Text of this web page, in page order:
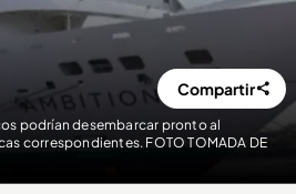
podrían desembarcar pronto al
correspondientes. FOTO TOMADA DE
Compartir